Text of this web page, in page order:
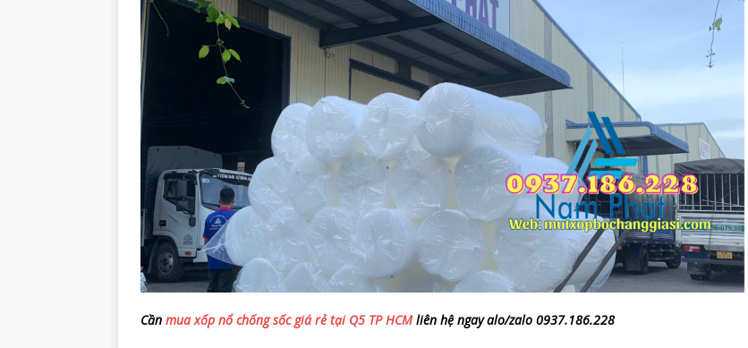
Cần mua xốp nổ chống sốc giá rẻ tại Q5 TP HCMliên hệ ngay alo/zalo 0937.186.228